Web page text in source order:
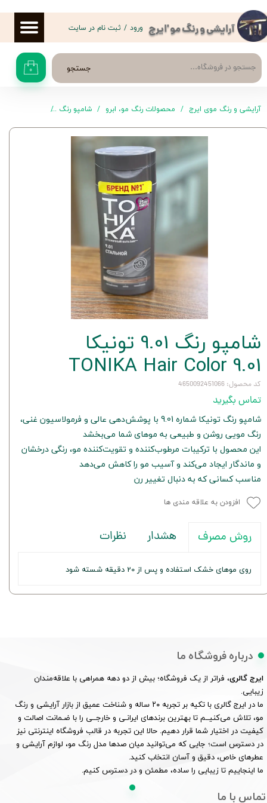
آرایشی و رنگ مو 'ایرج
جستجو ۰
ورود / ثبت نام در سایت
حساب کاربری من
تغییر گذر واژه
سفارشات
خروج از حساب کاربری
آرایشی و رنگ موی ایرج محصولات رنگ مو، ابرو شامپو رنگ
شامپو رنگ 9.01 تونیکا
TONIKA Hair Color 9.01
کد محصول: 4650092451066
تماس بگیرید
شامپو رنگ تونیکا شماره 9.01 با پوشش‌دهی عالی و فرمولاسیون غنی،
رنگ مویی روشن و طبیعی به موهای شما می‌بخشد
این محصول با ترکیبات مرطوب‌کننده و تقویت‌کننده مو، رنگی درخشان
و ماندگار ایجاد می‌کند و آسیب مو را کاهش می‌دهد
مناسب کسانی که به دنبال تغییر رن
افزودن به علاقه مندی ها
روش مصرف هشدار نظرات
روی موهای خشک استفاده و پس از 20 دقیقه شسته شود
درباره فروشگاه ما
ایرج گالری، فراتر از یک فروشگاه؛ بیش از دو دهه همراهی با علاقه‌مندان
زیبایی.
ما در ایرج گالری با تکیه بر تجربه ۲۰ ساله و شناخت عمیق از بازار آرایشی و رنگ
مو، تلاش می‌کنیــم تا بهترین برندهای ایرانـی و خارجــی را با ضـمانت اصالت و
کیفیت در اختیار شما قرار دهیم. حالا این تجربه در قالب فروشگاه اینترنتی نیز
در دسترس است؛ جایی که می‌توانید میان صدها مدل رنگ مو، لوازم آرایشی و
عطرهای خاص، دقیق و آسان انتخاب کنید.
ما اینجاییم تا زیبایی را ساده، مطمئن و در دسترس کنیم.
تماس با ما